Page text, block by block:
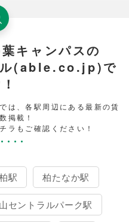
キャンパスの
ル(able.co.jp)で
は、各駅周辺にある最新の賃
掲載！
ラもご確認ください！
駅 柏たなか駅
セントラルパーク駅